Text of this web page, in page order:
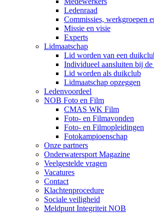
Ledenraad
Commissies, werkgroepen
Missie en visie
Experts
Lidmaatschap
Lid worden van een
Individueel aansluiten bij
Lid worden als duikclub
Lidmaatschap opzeggen
Ledenvoordeel
NOB Foto en Film
CMAS WK Film
Foto- en Filmavonden
Foto- en Filmopleidingen
Fotokampioenschap
Onze partners
Onderwatersport Magazine
Veelgestelde vragen
Vacatures
Contact
Klachtenprocedure
Sociale veiligheid
Meldpunt Integriteit NOB